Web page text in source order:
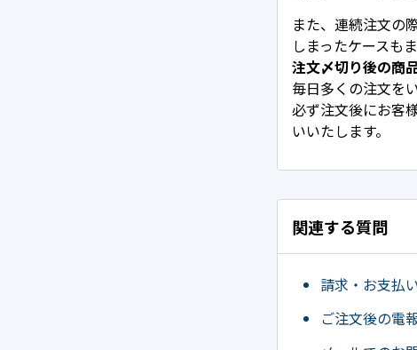
また、連続注文の
しまったケースも
注文〆切り後の商
毎日多くの注文を
必ず注文後にお客
いいたします。
関連する質問
請求・お支払
ご注文後の電